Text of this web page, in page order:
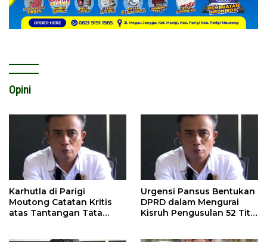
Opini
Karhutla di Parigi
Moutong Catatan Kritis
atas Tantangan Tata
Urgensi Pansus Bentukan
DPRD dalam Mengurai
Kisruh Pengusulan 52 Titik